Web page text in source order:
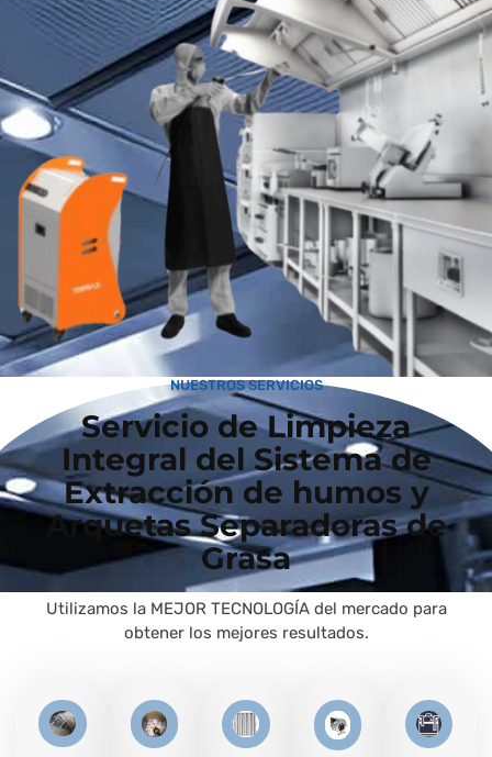
NUESTROS SERVICIOS
Servicio de Limpieza
Integral del Sistema de
Extracción de humos y
Arquetas Separadoras de
Grasa
Utilizamos la MEJOR TECNOLOGÍA del mercado para
obtener los mejores resultados.